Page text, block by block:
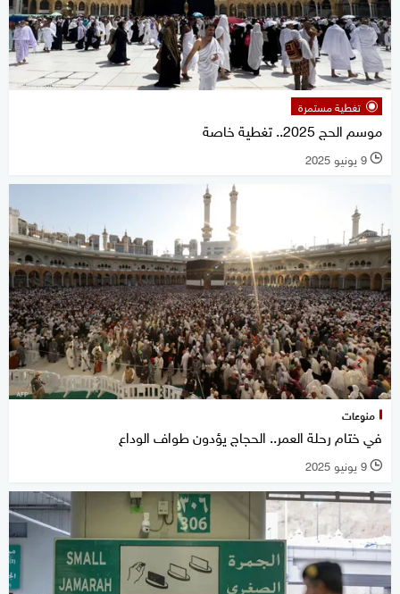
تغطية مستمرة
موسم الحج 2025.. تغطية خاصة
l 9 يونيو 2025
منوعات
في ختام رحلة العمر.. الحجاج يؤدون طواف الوداع
l 9 يونيو 2025